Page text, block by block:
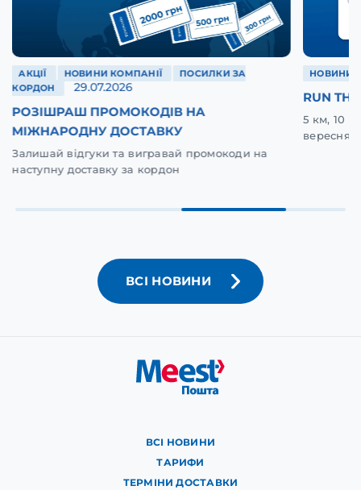
АКЦІЇ НОВИНИ КОМПАНІЇ
ПОСИЛКИ ЗА
КОРДОН
29.07.2026
РОЗІШРАШ ПРОМОКОДІВ НА
МІЖНАРОДНУ ДОСТАВКУ
Залишай відгуки та вигравай промокоди на
наступну доставку за кордон
НОВИНИ
RUN
5 км, 10
вересня
ВСІ НОВИНИ
ВСІ НОВИНИ
ТАРИФИ
ТЕРМІНИ ДОСТАВКИ